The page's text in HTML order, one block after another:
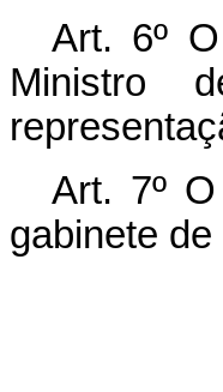
Art. 6º
Ministro
Art. 7º
gabinete